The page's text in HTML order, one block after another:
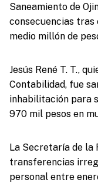
Saneamiento de
consecuencias tras
medio millón de
Jesús René T. T.,
Contabilidad, fue
inhabilitación para
970 mil pesos en
La Secretaría de la
transferencias
personal entre